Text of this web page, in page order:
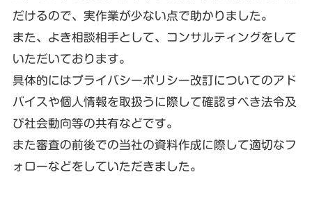
だけるので、実作業が少ない点で助かりました。
また、よき相談相手として、コンサルティングをして
いただいております。
具体的にはプライバシーポリシー改訂についてのアド
バイスや個人情報を取扱うに際して確認すべき法令及
び社会動向等の共有などです。
また審査の前後での当社の資料作成に際して適切なフ
ォローなどをしていただきました。